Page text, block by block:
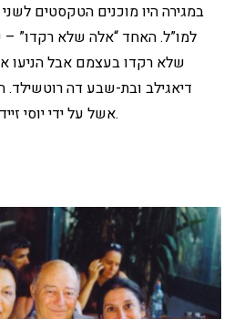
במגירה היו מוכנים הטקסטים
למו”ל. האחד “אלה שלא רקדו”
שלא רקדו בעצמם אבל הניעו
דיאגילב ובת-שבע דה רוטשילד.
אשל על ידי יוסי זיידר, עתיד להתפרסם באתר.